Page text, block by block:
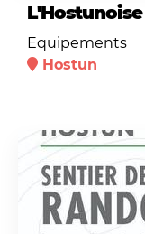
L'Hostunoise
Equipements
Hostun